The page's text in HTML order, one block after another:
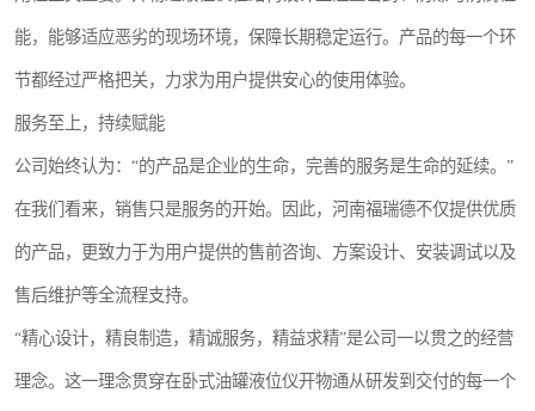
能，能够适应恶劣的现场环境，保障长期稳定运行。产品的每一个环
节都经过严格把关，力求为用户提供安心的使用体验。
服务至上，持续赋能
公司始终认为：“的产品是企业的生命，完善的服务是生命的延续。”
在我们看来，销售只是服务的开始。因此，河南福瑞德不仅提供优质
的产品，更致力于为用户提供的售前咨询、方案设计、安装调试以及
售后维护等全流程支持。
“精心设计，精良制造，精诚服务，精益求精”是公司一以贯之的经营
理念。这一理念贯穿在卧式油罐液位仪开物通从研发到交付的每一个